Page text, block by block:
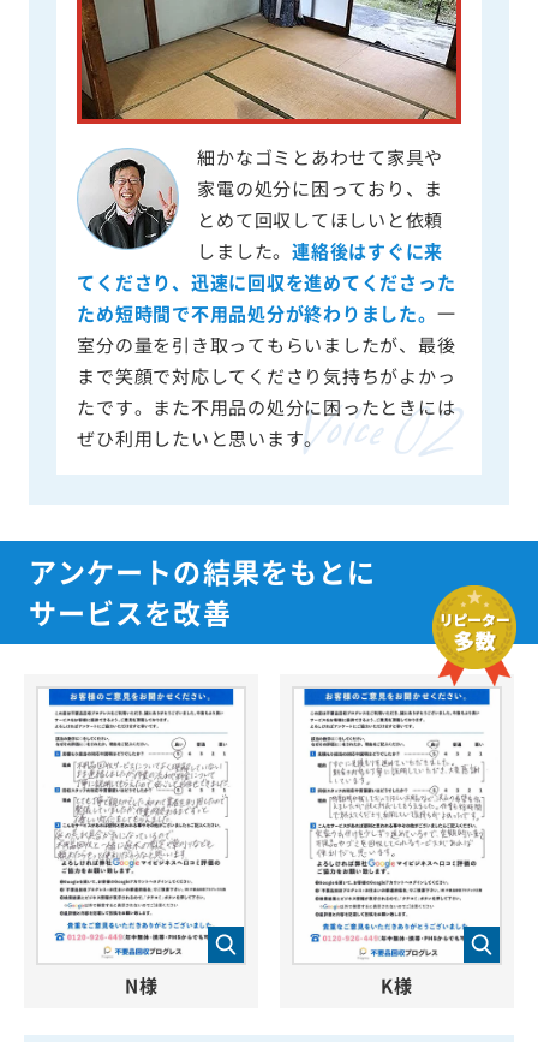
細かなゴミとあわせて家具や
家電の処分に困っており、ま
とめて回収してほしいと依頼
しました。連絡後はすぐに来
てくださり、迅速に回収を進めてくださった
ため短時間で不用品処分が終わりました。 一
室分の量を引き取ってもらいましたが、最後
まで笑顔で対応してくださり気持ちがよかっ
たです。また不用品の処分に困ったときには
ぜひ利用したいと思います。
アンケートの結果をもとに
サービスを改善
N様 K様